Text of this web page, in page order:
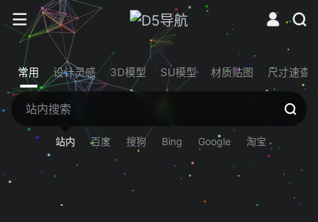
常用 设计灵感 3D模型 SU模型 材质贴图 尺寸速查
站内 百度 搜狗 Bing Google 淘宝